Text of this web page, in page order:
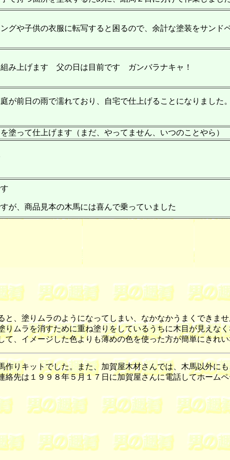
グや子供の衣服に転写すると困るので、余計な塗装をサンド
み上げます 父の日は目前です ガンバラナキャ！
が前日の雨で濡れており、自宅で仕上げることになりました
塗って仕上げます（まだ、やってません、いつのことやら）
が、商品見本の木馬には喜んで乗っていました
、塗りムラのようになってしまい、なかなかうまくできま
ムラを消すために重ね塗りをしているうちに木目が見えな
、イメージした色よりも薄めの色を使った方が簡単にきれ
作りキットでした。また、加賀屋木材さんでは、木馬以外に
先は１９９８年５月１７日に加賀屋さんに電話してホーム